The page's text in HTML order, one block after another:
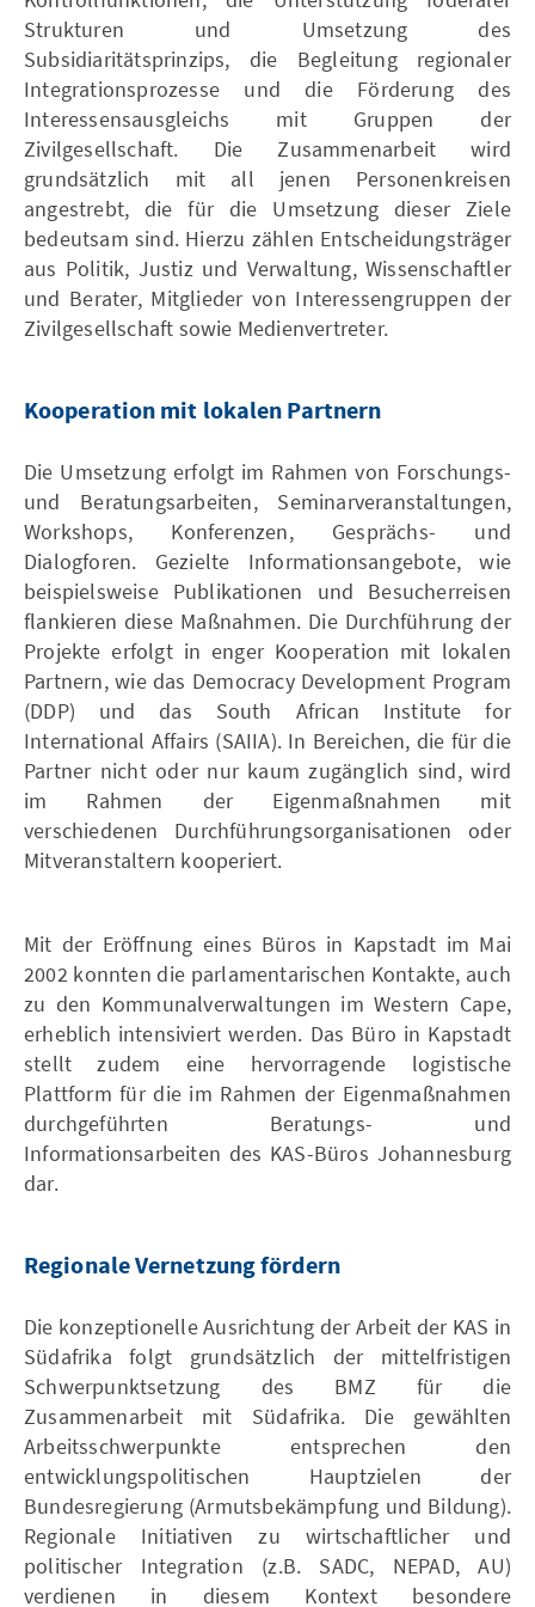
Strukturen und Umsetzung des
Subsidiaritätsprinzips, die Begleitung regionaler
Integrationsprozesse und die Förderung des
Interessensausgleichs mit Gruppen der
Zivilgesellschaft. Die Zusammenarbeit wird
grundsätzlich mit all jenen Personenkreisen
angestrebt, die für die Umsetzung dieser Ziele
bedeutsam sind. Hierzu zählen Entscheidungsträger
aus Politik, Justiz und Verwaltung, Wissenschaftler
und Berater, Mitglieder von Interessengruppen der
Zivilgesellschaft sowie Medienvertreter.
Kooperation mit lokalen Partnern
Die Umsetzung erfolgt im Rahmen von Forschungs-
und Beratungsarbeiten, Seminarveranstaltungen,
Workshops, Konferenzen, Gesprächs- und
Dialogforen. Gezielte Informationsangebote, wie
beispielsweise Publikationen und Besucherreisen
flankieren diese Maßnahmen. Die Durchführung der
Projekte erfolgt in enger Kooperation mit lokalen
Partnern, wie das Democracy Development Program
(DDP) und das South African Institute for
International Affairs (SAIIA). In Bereichen, die für die
Partner nicht oder nur kaum zugänglich sind, wird
im Rahmen der Eigenmaßnahmen mit
verschiedenen Durchführungsorganisationen oder
Mitveranstaltern kooperiert.
Mit der Eröffnung eines Büros in Kapstadt im Mai
2002 konnten die parlamentarischen Kontakte, auch
zu den Kommunalverwaltungen im Western Cape,
erheblich intensiviert werden. Das Büro in Kapstadt
stellt zudem eine hervorragende logistische
Plattform für die im Rahmen der Eigenmaßnahmen
durchgeführten Beratungs- und
Informationsarbeiten des KAS-Büros Johannesburg
dar.
Regionale Vernetzung fördern
Die konzeptionelle Ausrichtung der Arbeit der KAS in
Südafrika folgt grundsätzlich der mittelfristigen
Schwerpunktsetzung des BMZ für die
Zusammenarbeit mit Südafrika. Die gewählten
Arbeitsschwerpunkte entsprechen den
entwicklungspolitischen Hauptzielen der
Bundesregierung (Armutsbekämpfung und Bildung).
Regionale Initiativen zu wirtschaftlicher und
politischer Integration (z.B. SADC, NEPAD, AU)
verdienen in diesem Kontext besondere